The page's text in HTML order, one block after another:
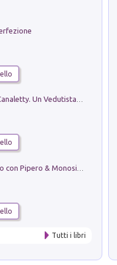
Pietro Bellotti Detto Canaletty. Un Vedutista Veneziano nella Francia dell'Ancien Régime
Tutti i libri